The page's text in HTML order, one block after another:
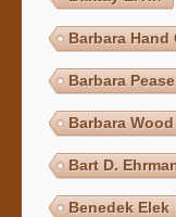
Barbara Hand
Barbara Pease
Barbara Wood
Bart D.
Benedek Elek